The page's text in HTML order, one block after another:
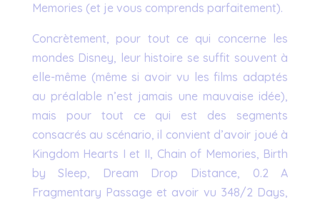
Memories (et je vous comprends parfaitement).
Concrètement, pour tout ce qui concerne les
mondes Disney, leur histoire se suffit souvent à
elle-même (même si avoir vu les films adaptés
au préalable n’est jamais une mauvaise idée),
mais pour tout ce qui est des segments
consacrés au scénario, il convient d’avoir joué à
Kingdom Hearts I et II, Chain of Memories, Birth
by Sleep, Dream Drop Distance, 0.2 A
Fragmentary Passage et avoir vu 348/2 Days,